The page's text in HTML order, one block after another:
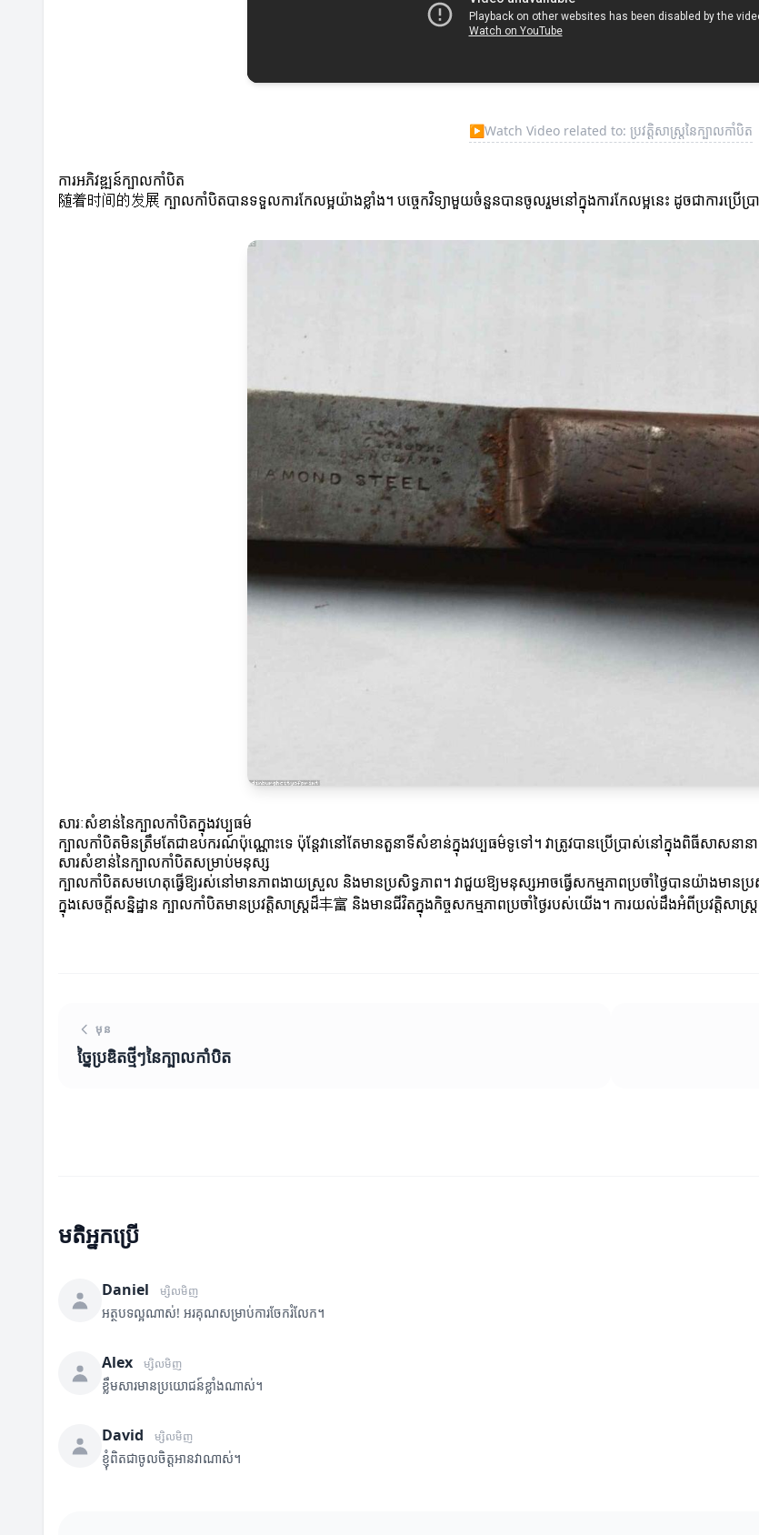
▶Watch Video related to: ប្រវត្តិសាស្ត្រនៃក្បាលកាំបិត
ការអភិវឌ្ឍន៍ក្បាលកាំបិត
随着时间的发展 ក្បាលកាំបិតបានទទួលការកែលម្អយ៉ាងខ្លាំង។ បច្ចេកវិទ្យាមួយចំនួនបានចូលរួមនៅក្នុងការកែលម្អនេះ ដូចជាការប្រើប្
សារៈសំខាន់នៃក្បាលកាំបិតក្នុងវប្បធម៌
ក្បាលកាំបិតមិនត្រឹមតែជាឧបករណ៍ប៉ុណ្ណោះទេ ប៉ុន្តែវានៅតែមានតួនាទីសំខាន់ក្នុងវប្បធម៌ទូទៅ។ វាត្រូវបានប្រើប្រាស់នៅក្នុងពិធីសាស
សារសំខាន់នៃក្បាលកាំបិតសម្រាប់មនុស្ស
ក្បាលកាំបិតសមហេតុធ្វើឱ្យរស់នៅមានភាពងាយស្រួល និងមានប្រសិទ្ធភាព។ វាជួយឱ្យមនុស្សអាចធ្វើសកម្មភាពប្រចាំថ្ងៃបានយ៉ាងមានប្រ
ក្នុងសេចក្តីសន្និដ្ឋាន ក្បាលកាំបិតមានប្រវត្តិសាស្ត្រដ៏丰富 និងមានជីវិតក្នុងកិច្ចសកម្មភាពប្រចាំថ្ងៃរបស់យើង។ ការយល់ដឹងអំពីប្រវត្តិ
មុន
ច្នៃប្រឌិតថ្មីៗនៃក្បាលកាំបិត
មតិអ្នកប្រើ
Daniel ម្សិលមិញ
អត្ថបទល្អណាស់! អរគុណសម្រាប់ការចែករំលែក។
Alex ម្សិលមិញ
ខ្លឹមសារមានប្រយោជន៍ខ្លាំងណាស់។
David ម្សិលមិញ
ខ្ញុំពិតជាចូលចិត្តអានវាណាស់។